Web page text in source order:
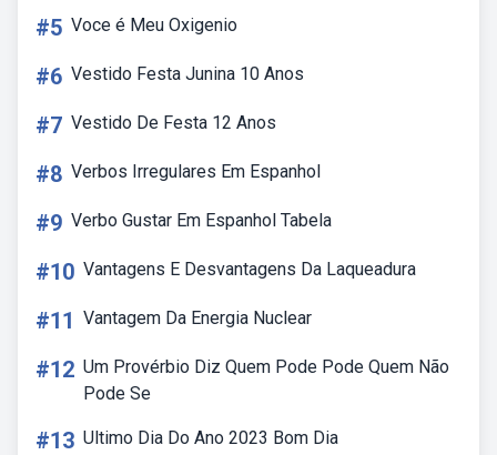
#5 Voce é Meu Oxigenio
#6 Vestido Festa Junina 10 Anos
#7 Vestido De Festa 12 Anos
#8 Verbos Irregulares Em Espanhol
#9 Verbo Gustar Em Espanhol Tabela
#10 Vantagens E Desvantagens Da Laqueadura
#11 Vantagem Da Energia Nuclear
#12 Um Provérbio Diz Quem Pode Pode Quem Não
Pode Se
#13 Ultimo Dia Do Ano 2023 Bom Dia